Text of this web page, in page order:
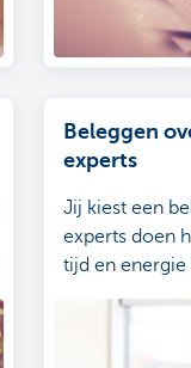
Beleggen
experts
Jij kiest een
experts doen
tijd en energie
patiënten.